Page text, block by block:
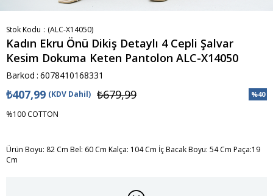
Stok Kodu (ALC-X14050)
Kadın Ekru Önü Dikiş Detaylı 4 Cepli Şalvar
Kesim Dokuma Keten Pantolon ALC-X14050
Barkod : 6078410168331
%40
₺679,99
₺407,99 (KDV Dahil)
%100 COTTON
Ürün Boyu: 82 Cm Bel: 60 Cm Kalça: 104 Cm İç Bacak Boyu: 54 Cm Paça:19
Cm